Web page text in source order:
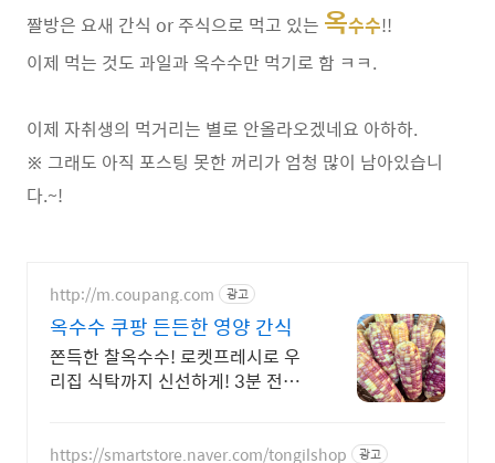
짤방은 요새 간식 or 주식으로 먹고 있는 옥수수!!
이제 먹는 것도 과일과 옥수수만 먹기로 함 ㅋㅋ.
이제 자취생의 먹거리는 별로 안올라오겠네요 아하하.
※ 그래도 아직 포스팅 못한 꺼리가 엄청 많이 남아있습니
다.~!
http://m.coupang.com 광고
옥수수 쿠팡 든든한 영양 간식
쫀득한 찰옥수수! 로켓프레시로 우
리집 식탁까지 신선하게! 3분 전자
https://smartstore.naver.com/tongilshop 광고